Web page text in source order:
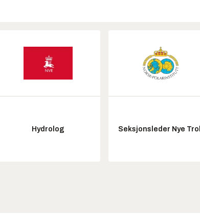
Hydrolog Seksjonsleder Nye Troll